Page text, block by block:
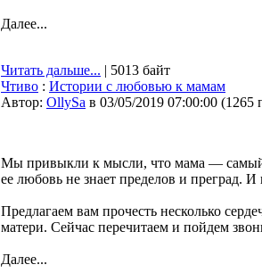
Далее...
Читать дальше... | 5013 байт
Чтиво : Истории с любовью к мамам
Автор: OllySa в 03/05/2019 07:00:00 (1265
Мы привыкли к мысли, что мама — самый
ее любовь не знает пределов и преград.
Предлагаем вам прочесть несколько
матери. Сейчас перечитаем и пойдем
Далее...